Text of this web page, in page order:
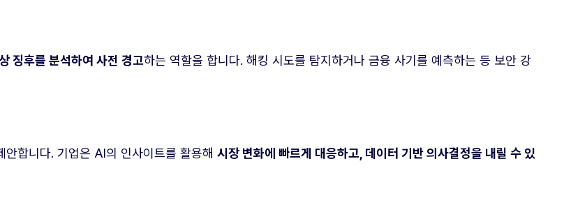
징후를 분석하여 사전 경고하는 역할을 합니다. 해킹 시도를 탐지하거나 금융 사기를 예측하는 등 보안 강
합니다. 기업은 AI의 인사이트를 활용해 시장 변화에 빠르게 대응하고, 데이터 기반 의사결정을 내릴 수 있